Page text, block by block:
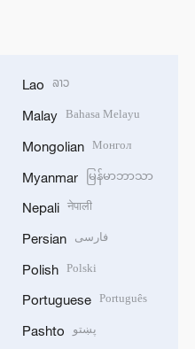
Lao ລາວ
Malay Bahasa Melayu
Mongolian Монгол
Myanmar မြန်မာဘာသာ
Nepali नेपाली
Persian فارسی
Polish Polski
Portuguese Português
Pashto پښتو